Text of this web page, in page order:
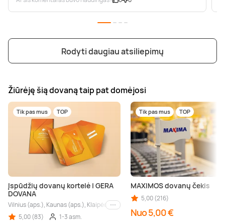
Rodyti daugiau atsiliepimų
Žiūrėję šią dovaną taip pat domėjosi
Tik pas mus TOP
Įspūdžių dovanų kortelė | GERA
DOVANA
Vilnius (aps.), Kaunas (aps.), Klaipėda (aps.), Palanga (aps.), Nida (aps.),
Kiti miestai
5,00 (83)
1-3 asm.
Tik pas mus TOP
MAXIMOS dovanų čekis
5,00 (216)
Nuo 5,00 €